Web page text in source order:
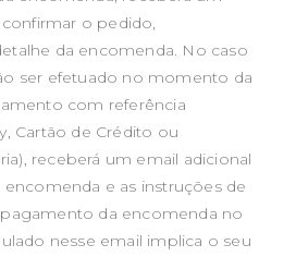
o pedido,
da encomenda. No caso
ser efetuado no momento da
com referência
Cartão de Crédito ou
receberá um email adicional
e as instruções de
da encomenda no
nesse email implica o seu